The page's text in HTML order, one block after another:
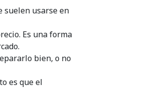
suelen usarse en
Es una forma
bien, o no
es que el